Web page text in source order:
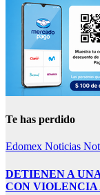
Te has perdido
Edomex Noticias
DETIENEN A
CON VIOLENCIA